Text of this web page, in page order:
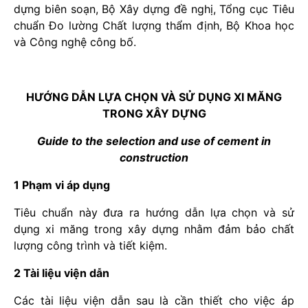
dựng biên soạn, Bộ Xây dựng đề nghị, Tổng cục Tiêu
chuẩn Đo lường Chất lượng thẩm định, Bộ Khoa học
và Công nghệ công bố.
HƯỚNG DẪN LỰA CHỌN VÀ SỬ DỤNG XI MĂNG
TRONG XÂY DỰNG
Guide to the selection and use of cement in
construction
1 Phạm vi áp dụng
Tiêu chuẩn này đưa ra hướng dẫn lựa chọn và sử
dụng xi măng trong xây dựng nhằm đảm bảo chất
lượng công trình và tiết kiệm.
2 Tài liệu viện dẫn
Các tài liệu viện dẫn sau là cần thiết cho việc áp